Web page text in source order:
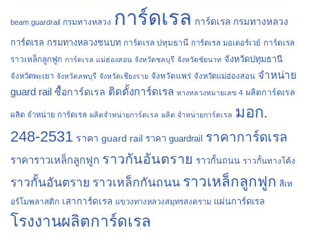
beam guardrail กรมทางหลวง การ์ดเรล การ์ดเรล กรมทางหลวง
การ์ดเรล กรมทางหลวงชนบท การ์ดเรล ปทุมธานี การ์ดเรล มอเตอร์เวย์ การ์ดเรล
ราวเหล็กลูกฟูก การ์ดเรล แม่ฮ่องสอน จังหวัดชลบุรี จังหวัดชัยนาท จังหวัดปทุมธานี
จังหวัดพะเยา จังหวัดลพบุรี จังหวัดเชียงราย จังหวัดแพร่ จังหวัดแม่ฮ่องสอน จำหน่าย
guard rail ซื้อการ์ดเรล ติดตั้งการ์ดเรล ทางหลวงหมายเลข 4 ผลิตการ์ดเรล
ผลิต จำหน่าย การ์ดเรล ผลิตจำหน่ายการ์ดเรล ผลิต จำหน่ายการ์ดเรล มอก.
248-2531 ราคา guard rail ราคา guardrail ราคาการ์ดเรล
ราคาราวเหล็กลูกฟูก ราวกันอันตราย ราวกั้นถนน ราวกั้นทางโค้ง
ราวกั้นอันตราย ราวเหล็กกันถนน ราวเหล็กลูกฟูก สีเท
อร์โมพลาสติก เสาการ์ดเรล แขวงทางหลวงสมุทรสงคราม แผ่นการ์ดเรล
โรงงานผลิตการ์ดเรล